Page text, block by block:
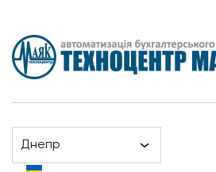
Днепр
Головна Новости
Блок данных. Сертификат